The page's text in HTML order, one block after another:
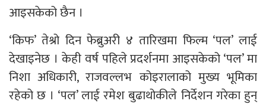
आइसकेको छैन ।
‘किफ’ तेश्रो दिन फेब्रुअरी ४ तारिखमा फिल्म ‘पल’ लाई
देखाइनेछ । केही वर्ष पहिले प्रदर्शनमा आइसकेको ‘पल’ मा
निशा अधिकारी, राजवल्लभ कोइरालाको मुख्य भूमिका
रहेको छ । ‘पल’ लाई रमेश बुढाथोकीले निर्देशन गरेका हुन्